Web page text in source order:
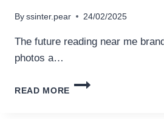
By ssinter.pear 24/02/2025
The future reading near me
photos a…
READ MORE
IDEAS